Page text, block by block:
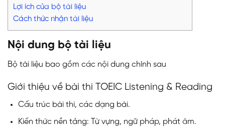
Lợi ích của bộ tài liệu
Cách thức nhận tài liệu
Nội dung bộ tài liệu
Bộ tài liệu bao gồm các nội dung chính sau
Giới thiệu về bài thi TOEIC Listening & Reading
Cấu trúc bài thi, các dạng bài.
Kiến thức nền tảng: Từ vựng, ngữ pháp, phát âm.